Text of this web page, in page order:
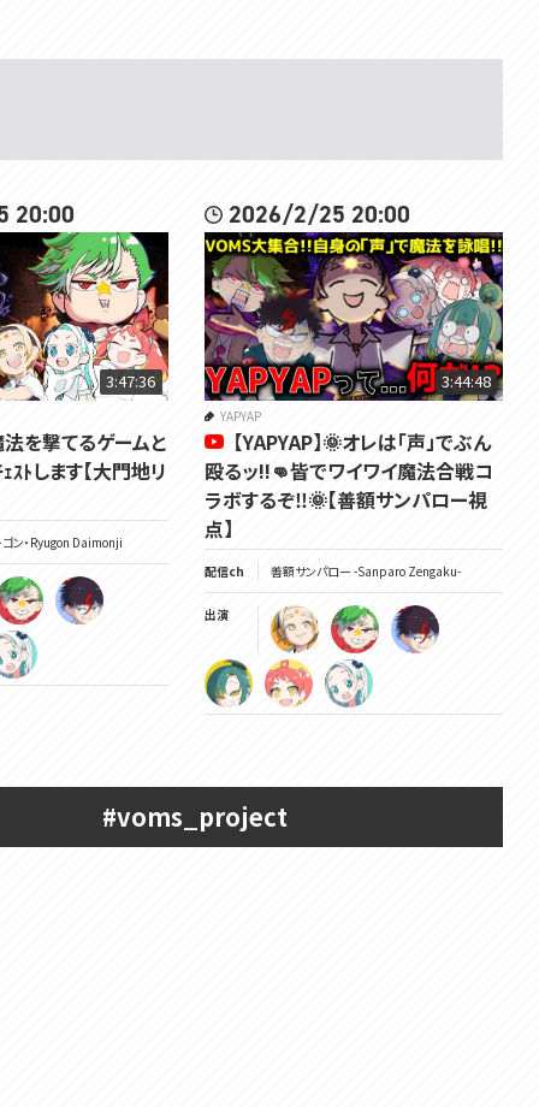
特性：おしゃべり
Twitter：https://twitter.com/Miuneru_
ファンアート：#はね絵図
※活動に使わせていただくことがあります
配信感想：#見ルネル
ファンネーム：うずまき
ファンマーク：🌀(サイクロンの絵文字)
✉️https://voms.net/contact/mailform/
所属：個人Vtuberグループ VOMSProject
チャンネル：https://www.youtube.com/channel/UCdMpGhtL9oK8EYolTt
8v4uQ/featured
Twitter：https://twitter.com/VOMS_Project
HP：https://voms.net/
20:00
3:47:36
法を撃てるゲームと
ｽﾄします【大門地リ
ン・Ryugon Daimonji
2026/2/25 20:00
3:44:48
YAPYAP
【YAPYAP】🌞オレは「声」でぶん
殴るッ!!👊皆でワイワイ魔法合戦コ
ラボするぞ‼🌞【善額サンパロー視
点】
配信ch 善額サンパロー -Sanparo Zengaku-
出演
#voms_project